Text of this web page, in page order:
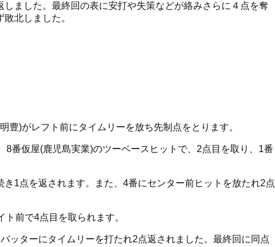
しました。最終回の表に安打や失策などが絡みさらに４点を奪
北しました。
明豊)がレフト前にタイムリーを放ち先制点をとります。
8番仮屋(鹿児島実業)のツーベースヒットで、 2点目を取り、 1番
き 1点を返されます。また、 4番にセンター前ヒットを放たれ2点
ト前で4点目を取られます。
ッターにタイムリーを打たれ2点返されました。最終回に同点